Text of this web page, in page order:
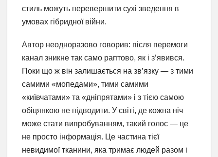
стиль можуть перевершити сухі зведення в
умовах гібридної війни.
Автор неодноразово говорив: після перемоги
канал зникне так само раптово, як і з’явився.
Поки що ж він залишається на зв’язку — з тими
самими «мопедами», тими самими
«київчатами» та «дніпрятами» і з тією самою
обіцянкою не підводити. У світі, де кожна ніч
може стати випробуванням, такий голос — це
не просто інформація. Це частина тієї
невидимої тканини, яка тримає людей разом і